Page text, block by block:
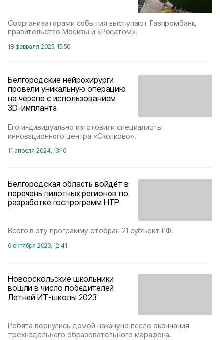
Соорганизаторами события выступают Газпромбанк,
правительство Москвы и «Росатом».
18 февраля 2025, 15:50
Белгородские нейрохирурги
провели уникальную операцию
на черепе с использованием
3D-импланта
Его индивидуально изготовили специалисты
инновационного центра «Сколково».
11 апреля 2024, 13:10
Белгородская область войдёт в
перечень пилотных регионов по
разработке госпрограмм НТР
Всего в эту программу отобран 21 субъект РФ.
6 октября 2023, 12:41
Новооскольские школьники
вошли в число победителей
Летней ИТ-школы 2023
Ребята вернулись домой накануне после окончания
трёхнедельного образовательного марафона.